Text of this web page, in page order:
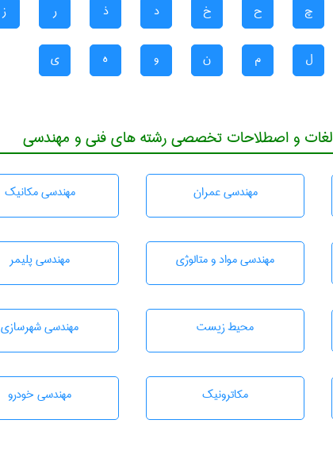
چ ح خ د ذ ر ز
ل م ن و ه ی
لغات و اصطلاحات تخصصی رشته های فنی و مهندسی
مهندسی عمران مهندسی مکانیک
مهندسی مواد و متالوژی مهندسی پليمر
محيط زيست مهندسی شهرسازی
مکاترونیک مهندسی خودرو